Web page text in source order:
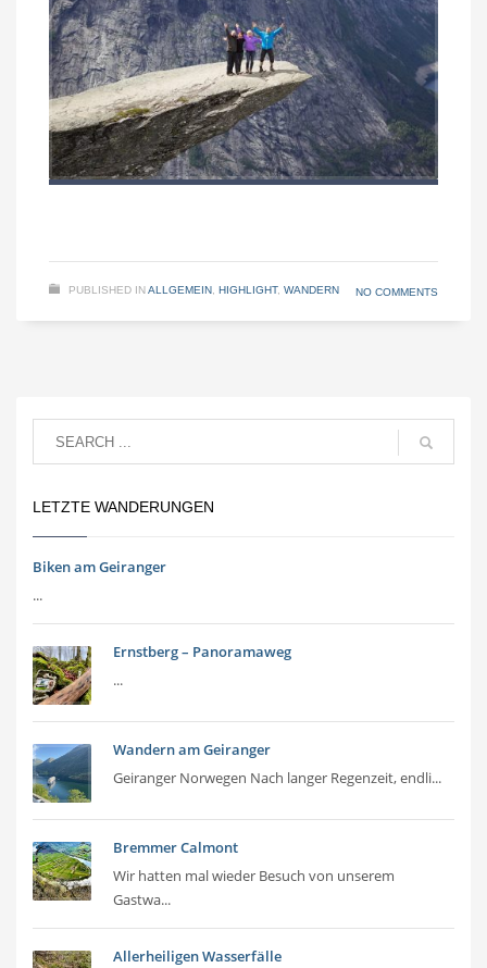
PUBLISHED INALLGEMEIN, HIGHLIGHT, WANDERN NO COMMENTS
LETZTE WANDERUNGEN
Biken am Geiranger
...
Ernstberg – Panoramaweg
...
Wandern am Geiranger
Geiranger Norwegen Nach langer Regenzeit, endli...
Bremmer Calmont
Wir hatten mal wieder Besuch von unserem
Gastwa...
Allerheiligen Wasserfälle